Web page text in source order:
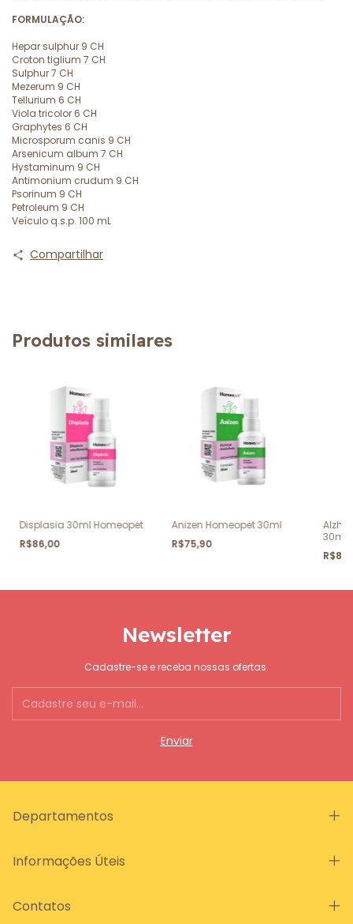
FORMULAÇÃO:
Hepar sulphur 9 CH
Croton tiglium 7 CH
Sulphur 7 CH
Mezerum 9 CH
Tellurium 6 CH
Viola tricolor 6 CH
Graphytes 6 CH
Microsporum canis 9 CH
Arsenicum album 7 CH
Hystaminum 9 CH
Antimonium crudum 9 CH
Psorinum 9 CH
Petroleum 9 CH
Veículo q.s.p. 100 mL
Compartilhar
Produtos similares
Displasia 30ml Homeopet
R$86,00
Anizen Homeopet 30ml
R$75,90
30ml
Newsletter
Cadastre-se e receba nossas ofertas.
Departamentos
Informações Úteis
Contatos